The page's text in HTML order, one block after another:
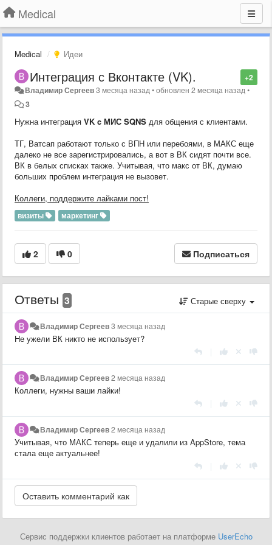
Medical
Medical Идеи
+2
Интеграция с Вконтакте (VK).
Владимир Сергеев3 месяца назад•обновлен2 месяца назад•
3
Нужна интеграция VK c МИС SQNS для общения с клиентами.
ТГ, Ватсап работают только с ВПН или перебоями, в МАКС еще
далеко не все зарегистрировались, а вот в ВК сидят почти все.
ВК в белых списках также. Учитывая, что макс от ВК, думаю
больших проблем интеграция не вызовет.
Коллеги, поддержите лайками пост!
визиты маркетинг
2 0 Подписаться
Ответы 3 Старые сверху
Владимир Сергеев3 месяца назад
Не ужели ВК никто не использует?
Владимир Сергеев2 месяца назад
Коллеги, нужны ваши лайки!
Владимир Сергеев2 месяца назад
Учитывая, что МАКС теперь еще и удалили из AppStore, тема
стала еще актуальнее!
Сервис поддержки клиентов работает на платформе UserEcho